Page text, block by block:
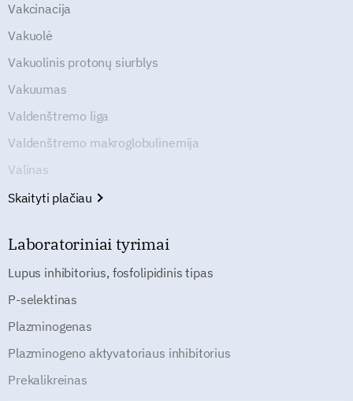
Vakcinacija
Vakuolė
Vakuolinis protonų siurblys
Vakuumas
Valdenštremo liga
Valdenštremo makroglobulinemija
Valinas
Skaityti plačiau
Laboratoriniai tyrimai
Lupus inhibitorius, fosfolipidinis tipas
P-selektinas
Plazminogenas
Plazminogeno aktyvatoriaus inhibitorius
Prekalikreinas